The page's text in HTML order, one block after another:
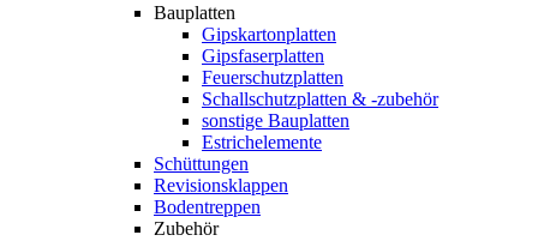
Bauplatten
Gipskartonplatten
Gipsfaserplatten
Feuerschutzplatten
Schallschutzplatten & -zubehör
sonstige Bauplatten
Estrichelemente
Schüttungen
Revisionsklappen
Bodentreppen
Zubehör